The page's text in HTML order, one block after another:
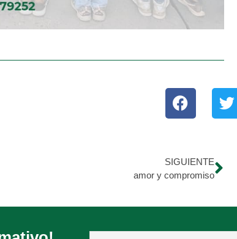
SIGUIENTE
amor y compromiso